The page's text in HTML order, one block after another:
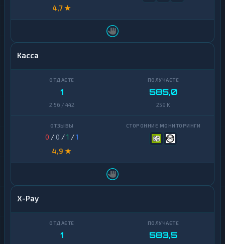
4,7 ★
Касса
1
2,56 / 442
585,0
259 K
0 / 0 /1 /1
4,9 ★
X-Pay
1 583,5